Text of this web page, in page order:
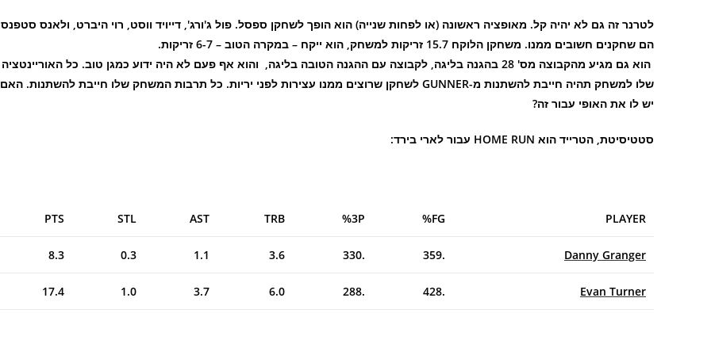
לטרנר זה גם לא יהיה קל. מאופציה ראשונה (או לפחות שנייה) הוא הופך לשחקן ספסל. פול ג'ורג', דייויד ווסט, רוי היברט, ולאנס
הם שחקנים חשובים ממנו. משחקן הלוקח 15.7 זריקות למשחק, הוא ייקח – במקרה הטוב – 6-7 זריקות.
הוא גם מגיע מהקבוצה מס' 28 בהגנה בליגה, לקבוצה עם ההגנה הטובה בליגה, והוא אף פעם לא היה ידוע כמגן טוב. כל האוריינטציה
שלו למשחק תהיה חייבת להשתנות מ-GUNNER לשחקן שרוצים ממנו עצירות לפני יריות. כל תרבות המשחק שלו חייבת להשתנות. האם
יש לו את האופי עבור זה?
סטטיסיטת, הטרייד הוא HOME RUN עבור לארי בירד:
PLAYER
FG%
3P%
TRB
AST
STL
PTS
Danny Granger
.359
.330
3.6
1.1
0.3
8.3
Evan Turner
.428
.288
6.0
3.7
1.0
17.4